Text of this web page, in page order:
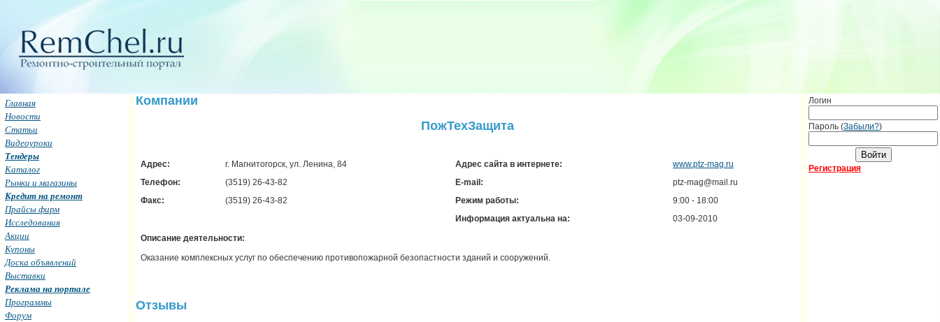
Компании
ПожТехЗащита
Адрес: г. Магнитогорск, ул. Ленина, 84 Адрес сайта в интернете:
www.ptz-mag.ru
Телефон:
(3519) 26-43-82 E-mail:
ptz-mag@mail.ru
Факс:
(3519) 26-43-82 Режим работы:
9:00 - 18:00
Информация актуальна на:
03-09-2010
Описание деятельности:
Оказание комплексных услуг по обеспечению противопожарной безопастности зданий и сооружений.
Отзывы
Главная
Новости
Статьи
Видеоуроки
Тендеры
Каталог
Рынки и магазины
Кредит на ремонт
Прайсы фирм
Исследования
Акции
Купоны
Доска объявлений
Выставки
Реклама на портале
Программы
Форум
Логин
Пароль (Забыли?)
Регистрация